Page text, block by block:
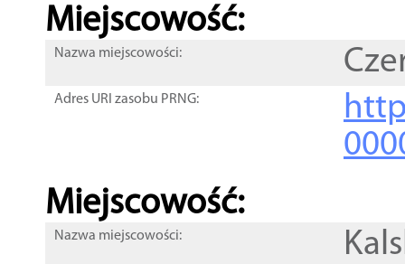
Miejscowość:
Nazwa miejscowości:
Adres URI zasobu PRNG:
Miejscowość:
Nazwa miejscowości: